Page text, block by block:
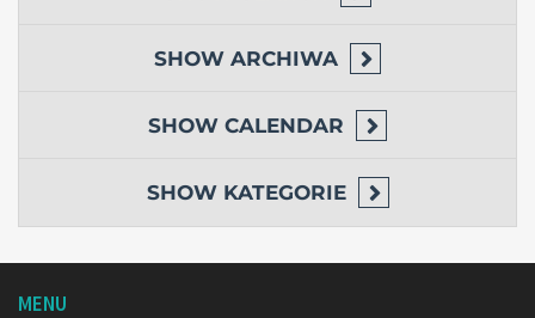
SHOW ARCHIWA
SHOW CALENDAR
SHOW KATEGORIE
MENU